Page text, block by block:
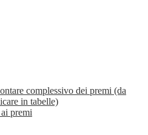
complessivo dei premi (da
in tabelle)
premi